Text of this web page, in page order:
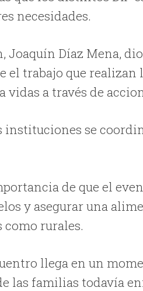
necesidades.
Joaquín Díaz Mena,
el trabajo que realizan
a través de
instituciones se
de que el
y asegurar una
como rurales.
llega en un
las familias todavía